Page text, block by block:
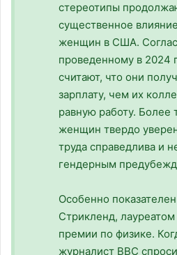
стереотипы
существенное
женщин в США.
проведенному в 2024
считают, что они
зарплату, чем их
равную работу. Более
женщин твердо
труда справедлива и
гендерным
Особенно
Стрикленд,
премии по физике.
журналист BBC